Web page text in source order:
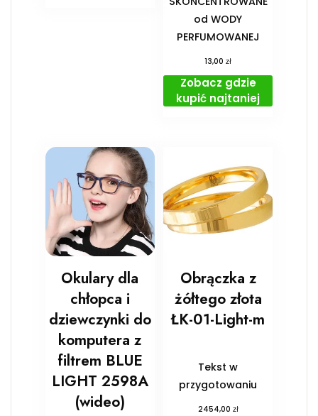
od WODY
PERFUMOWANEJ
13,00zł
Zobacz gdzie
kupić najtaniej
Okulary dla
chłopca i
dziewczynki do
komputera z
filtrem BLUE
LIGHT 2598A
(wideo)
Obrączka z
żółtego złota
ŁK-01-Light-m
Tekst w
przygotowaniu
2454,00 zł